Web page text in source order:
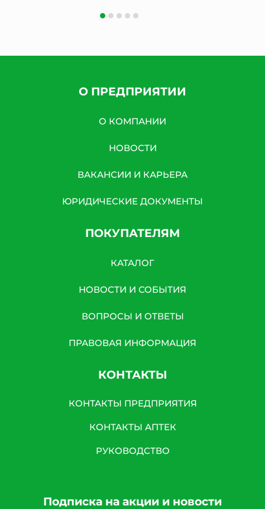
О ПРЕДПРИЯТИИ
О КОМПАНИИ
НОВОСТИ
ВАКАНСИИ И КАРЬЕРА
ЮРИДИЧЕСКИЕ ДОКУМЕНТЫ
ПОКУПАТЕЛЯМ
КАТАЛОГ
НОВОСТИ И СОБЫТИЯ
ВОПРОСЫ И ОТВЕТЫ
ПРАВОВАЯ ИНФОРМАЦИЯ
КОНТАКТЫ
КОНТАКТЫ ПРЕДПРИЯТИЯ
КОНТАКТЫ АПТЕК
РУКОВОДСТВО
Подписка на акции и новости